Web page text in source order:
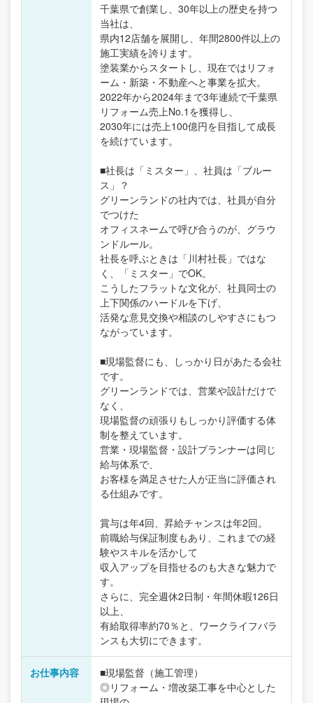
千葉県で創業し、30年以上の歴史を持つ
当社は、
県内12店舗を展開し、年間2800件以上の
施工実績を誇ります。
塗装業からスタートし、現在ではリフォ
ーム・新築・不動産へと事業を拡大。
2022年から2024年まで3年連続で千葉県
リフォーム売上No.1を獲得し、
2030年には売上100億円を目指して成長
を続けています。
■社長は「ミスター」、社員は「ブルー
ス」？
グリーンランドの社内では、社員が自分
でつけた
オフィスネームで呼び合うのが、グラウ
ンドルール。
社長を呼ぶときは「川村社長」ではな
く、「ミスター」でOK。
こうしたフラットな文化が、社員同士の
上下関係のハードルを下げ、
活発な意見交換や相談のしやすさにもつ
ながっています。
■現場監督にも、しっかり日があたる会社
です。
グリーンランドでは、営業や設計だけで
なく、
現場監督の頑張りもしっかり評価する体
制を整えています。
営業・現場監督・設計プランナーは同じ
給与体系で、
お客様を満足させた人が正当に評価され
る仕組みです。
賞与は年4回、昇給チャンスは年2回。
前職給与保証制度もあり、これまでの経
験やスキルを活かして
収入アップを目指せるのも大きな魅力で
す。
さらに、完全週休2日制・年間休暇126日
以上、
有給取得率約70％と、ワークライフバラ
ンスも大切にできます。
お仕事内容
■現場監督（施工管理）
◎リフォーム・増改築工事を中心とした